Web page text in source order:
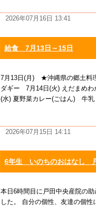
2026年07月16日 13:41
給食 7月13日～15日
7月13日(月) ★沖縄県の郷土料
ダギー 7月14日(火) えだまめ
(水) 夏野菜カレー(ごはん) 牛
2026年07月15日 14:11
6年生 いのちのおはなし
本日6時間目に戸田中央産院の
した。 自分の個性、友達の個